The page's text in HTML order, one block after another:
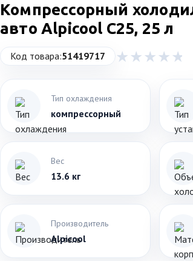
Компрессорный
авто Alpicool C25, 25 л
Код товара:51419717
Тип охлаждения
компрессорный
Вес
13.6 кг
Производитель
Alpicool